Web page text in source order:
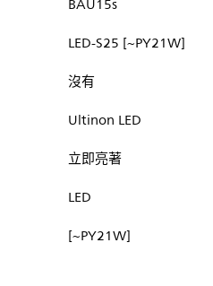
BAU15s
LED-S25 [~PY21W]
沒有
Ultinon LED
立即亮著
LED
[~PY21W]